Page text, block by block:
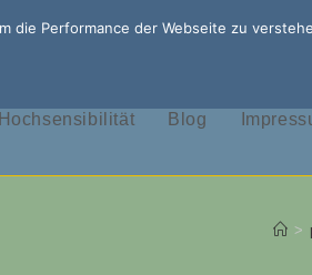
Hochsensibilität Blog
>
die Performance der Webseite zu